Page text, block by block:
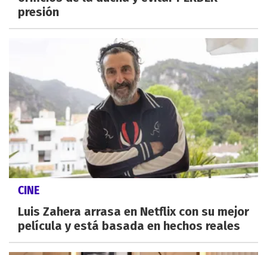
presión
CINE
Luis Zahera arrasa en Netflix con su mejor
película y está basada en hechos reales